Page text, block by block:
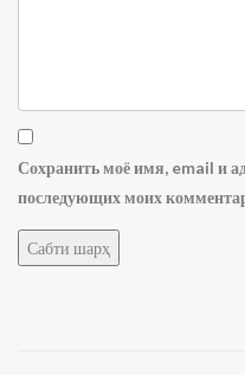
Сохранить моё имя, email и
последующих моих